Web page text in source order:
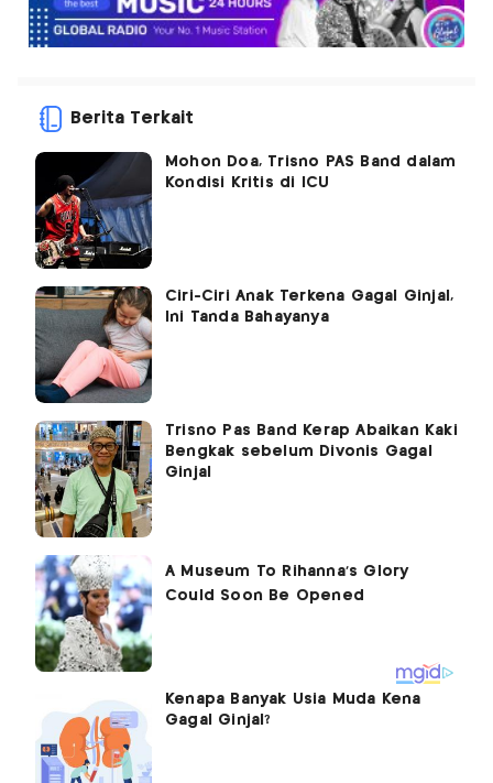
Berita Terkait
Mohon Doa, Trisno PAS Band dalam
Kondisi Kritis di ICU
Ciri-Ciri Anak Terkena Gagal Ginjal,
Ini Tanda Bahayanya
Trisno Pas Band Kerap Abaikan Kaki
Bengkak sebelum Divonis Gagal
Ginjal
Kenapa Banyak Usia Muda Kena
Gagal Ginjal?